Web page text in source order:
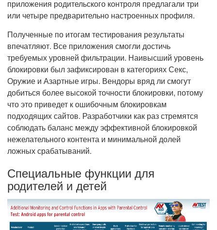
приложения родительского контроля предлагали три
или четыре предварительно настроенных профиля.
Полученные по итогам тестирования результаты
впечатляют. Все приложения смогли достичь
требуемых уровней фильтрации. Наивысший уровень
блокировки был зафиксирован в категориях Секс,
Оружие и Азартные игры. Вендоры вряд ли смогут
добиться более высокой точности блокировки, потому
что это приведет к ошибочным блокировкам
подходящих сайтов. Разработчики как раз стремятся
соблюдать баланс между эффективной блокировкой
нежелательного контента и минимальной долей
ложных срабатываний.
Специальные функции для
родителей и детей